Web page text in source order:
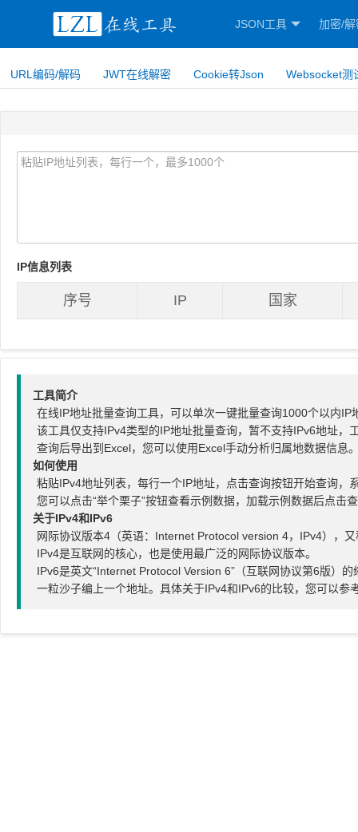
JSON工具 加密/解
URL编码/解码 JWT在线解密 Cookie转Json Websocket测
IP信息列表
序号 IP 国家
工具简介
在线IP地址批量查询工具，可以单次一键批量查询1000个以内
该工具仅支持IPv4类型的IP地址批量查询，暂不支持IPv6地址
查询后导出到Excel，您可以使用Excel手动分析归属地数据信息
如何使用
粘贴IPv4地址列表，每行一个IP地址，点击查询按钮开始查询
您可以点击“举个栗子”按钮查看示例数据，加载示例数据后点击
关于IPv4和IPv6
网际协议版本4（英语：Internet Protocol version 4，IPv4），
IPv4是互联网的核心，也是使用最广泛的网际协议版本。
IPv6是英文“Internet Protocol Version 6”（互联网协议第6版）
一粒沙子编上一个地址。具体关于IPv4和IPv6的比较，您可以参